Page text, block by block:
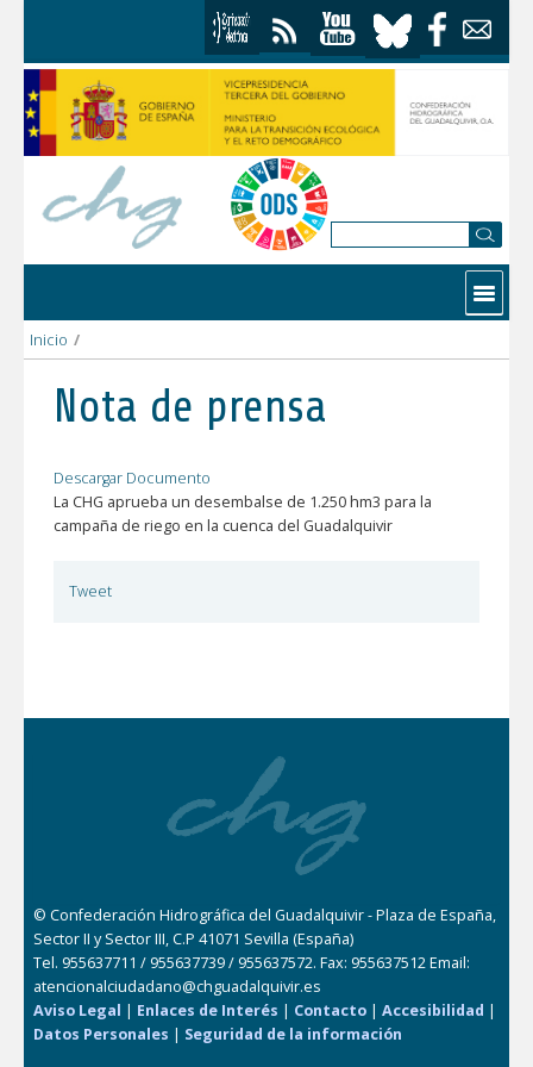
Contactar
Inicio /
Nota de prensa
Descargar Documento
La CHG aprueba un desembalse de 1.250 hm3 para la
campaña de riego en la cuenca del Guadalquivir
Tweet
© Confederación Hidrográfica del Guadalquivir - Plaza de España,
Sector II y Sector III, C.P 41071 Sevilla (España)
Tel. 955637711 / 955637739 / 955637572. Fax: 955637512 Email:
atencionalciudadano@chguadalquivir.es
Aviso Legal | Enlaces de Interés | Contacto |Accesibilidad |
Datos Personales | Seguridad de la información